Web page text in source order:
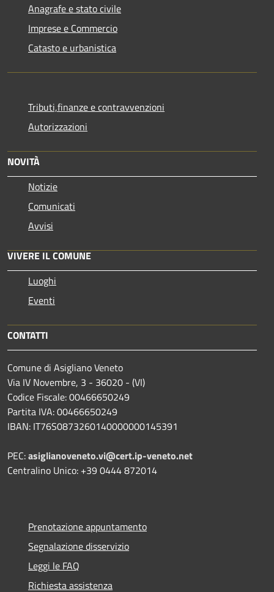
Anagrafe e stato civile
Imprese e Commercio
Catasto e urbanistica
Tributi,finanze e contravvenzioni
Autorizzazioni
NOVITÀ
Notizie
Comunicati
Avvisi
VIVERE IL COMUNE
Luoghi
Eventi
CONTATTI
Comune di Asigliano Veneto
Via IV Novembre, 3 - 36020 - (VI)
Codice Fiscale: 00466650249
Partita IVA: 00466650249
IBAN: IT76S0873260140000000145391
PEC:asiglianoveneto.vi@cert.ip-veneto.net
Centralino Unico: +39 0444 872014
Prenotazione appuntamento
Segnalazione disservizio
Leggi le FAQ
Richiesta assistenza